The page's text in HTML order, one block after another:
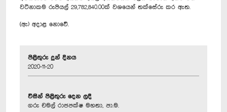
වටිනාකම රුපියල් 29,782,840.00ක් වශයෙන් තක්සේරු කර ඇත.
(ඇ) අදාළ නොවේ.
පිළිතුරු දුන් දිනය
2020-11-20
විසින් පිළිතුරු දෙන ලදී
ගරු චමල් රාජපක්ෂ මහතා, පා.ම.